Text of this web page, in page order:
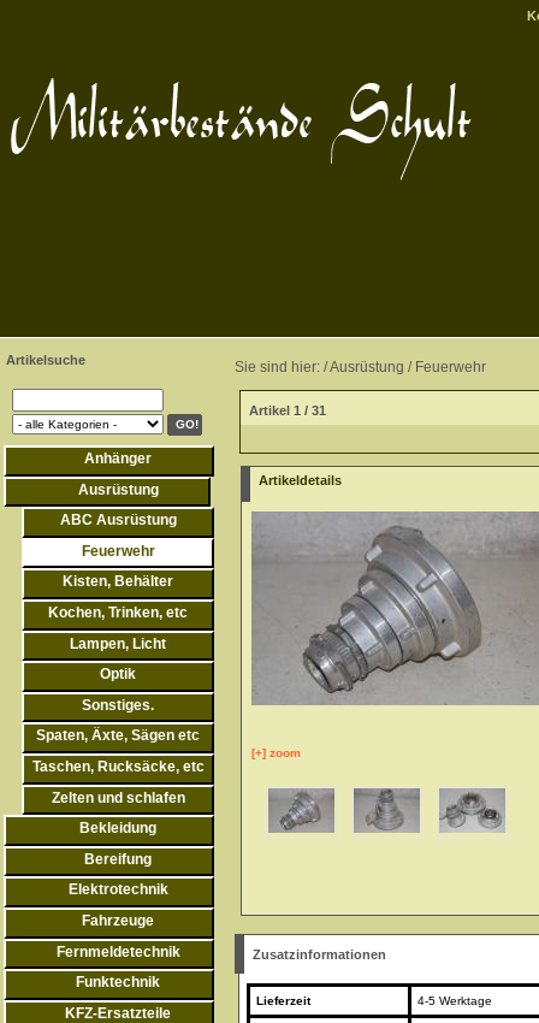
Artikelsuche
Anhänger
Ausrüstung
ABC Ausrüstung
Feuerwehr
Kisten, Behälter
Kochen, Trinken, etc
Lampen, Licht
Optik
Sonstiges.
Spaten, Äxte, Sägen etc
Taschen, Rucksäcke, etc
Zelten und schlafen
Bekleidung
Bereifung
Elektrotechnik
Fahrzeuge
Fernmeldetechnik
Funktechnik
KFZ-Ersatzteile
Sie sind hier: /Ausrüstung / Feuerwehr
Artikel 1 / 31
Artikeldetails
[+] zoom
Zusatzinformationen
Lieferzeit 4-5 Werktage